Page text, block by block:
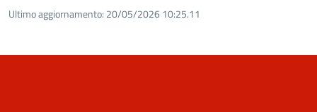
Ultimo aggiornamento: 20/05/2026 10:25.11